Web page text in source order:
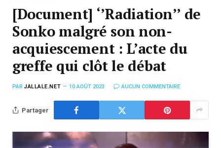
[Document] ‘’Radiation’’ de
Sonko malgré son non-
acquiescement : L’acte du
greffe qui clôt le débat
PAR JALLALE.NET 10 AOÛT 2023 AUCUN COMMENTAIRE
Partager